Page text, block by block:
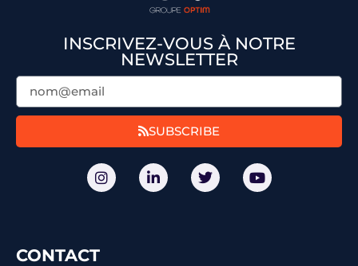
INSCRIVEZ-VOUS À NOTRE
NEWSLETTER
SUBSCRIBE
CONTACT